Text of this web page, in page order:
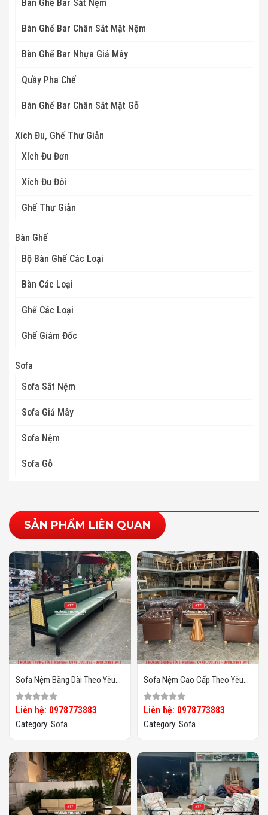
Bàn Ghế Bar Sắt Nệm
Bàn Ghế Bar Chân Sắt Mặt Nệm
Bàn Ghế Bar Nhựa Giả Mây
Quầy Pha Chế
Bàn Ghế Bar Chân Sắt Mặt Gỗ
Xích Đu, Ghế Thư Giản
Xích Đu Đơn
Xích Đu Đôi
Ghế Thư Giản
Bàn Ghế
Bộ Bàn Ghế Các Loại
Bàn Các Loại
Ghế Các Loại
Ghế Giám Đốc
Sofa
Sofa Sắt Nệm
Sofa Giả Mây
Sofa Nệm
Sofa Gỗ
SẢN PHẨM LIÊN QUAN
Sofa Nệm Băng Dài Theo Yêu
Cầu HTT03
Liên hệ: 0978773883
Category: Sofa
Sofa Nệm Cao Cấp Theo Yêu
Cầu HTT04
Liên hệ: 0978773883
Category: Sofa